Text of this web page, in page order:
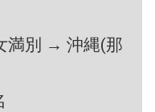
満別 → 沖縄(那